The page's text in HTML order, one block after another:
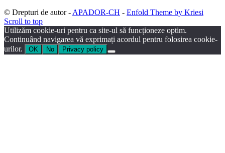
© Drepturi de autor - APADOR-CH - Enfold Theme by Kriesi
Scroll to top
Utilizăm cookie-uri pentru ca site-ul să funcționeze optim.
Continuând navigarea vă exprimați acordul pentru folosirea cookie-
urilor.
OK No Privacy policy